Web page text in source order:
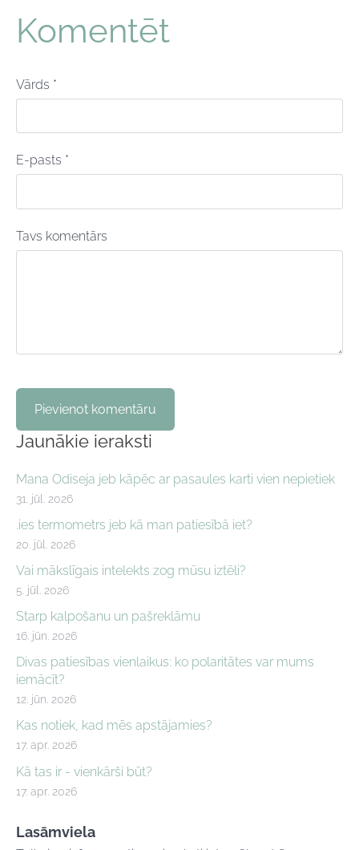
Jaunākie ieraksti
Mana Odiseja jeb kāpēc ar pasaules karti vien nepietiek
31. jūl. 2026
.ies termometrs jeb kā man patiesībā iet?
20. jūl. 2026
Vai mākslīgais intelekts zog mūsu iztēli?
5. jūl. 2026
Starp kalpošanu un pašreklāmu
16. jūn. 2026
Divas patiesības vienlaikus: ko polaritātes var mums
iemācīt?
12. jūn. 2026
Kas notiek, kad mēs apstājamies?
17. apr. 2026
Kā tas ir - vienkārši būt?
17. apr. 2026
Lasāmviela
Komentēt
Vārds *
E-pasts *
Tavs komentārs